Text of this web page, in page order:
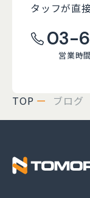
タッフが直
03-
営業時
TOP ブログ